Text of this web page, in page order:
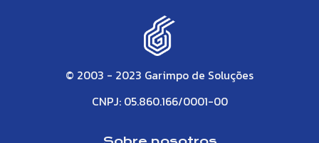
© 2003 - 2023 Garimpo de Soluções
CNPJ: 05.860.166/0001-00